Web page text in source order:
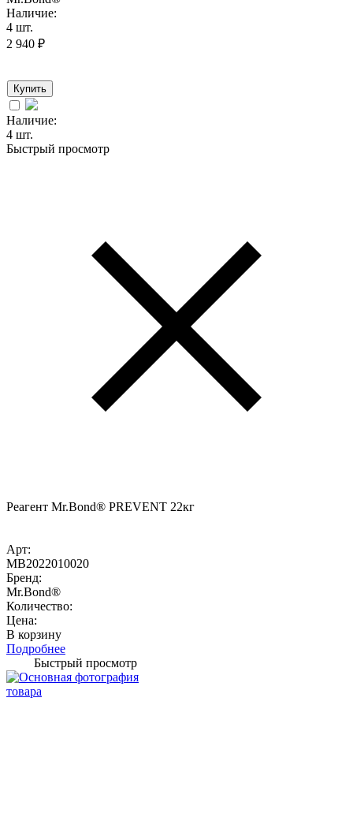
Наличие:
4 шт.
2 940 ₽
Купить
Наличие:
4 шт.
Быстрый просмотр
Реагент Mr.Bond® PREVENT 22кг
Арт:
MB2022010020
Бренд:
Mr.Bond®
Количество:
Цена:
В корзину
Подробнее
Быстрый просмотр